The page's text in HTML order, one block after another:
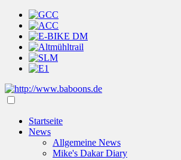
Startseite
News
Allgemeine News
Mike's Dakar Diary